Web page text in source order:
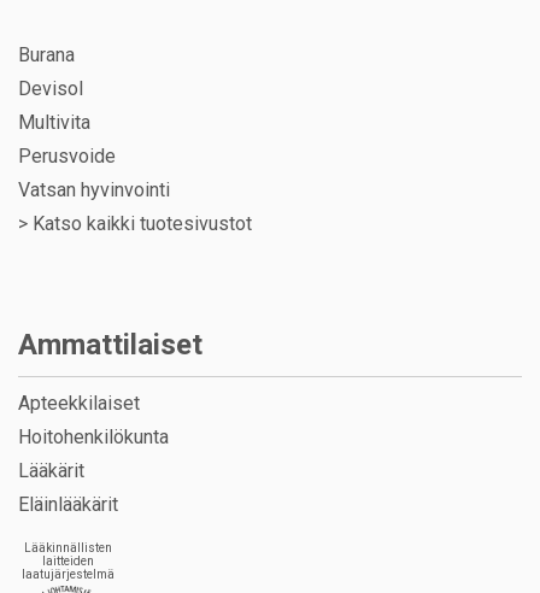
Burana
Devisol
Multivita
Perusvoide
Vatsan hyvinvointi
> Katso kaikki tuotesivustot
Ammattilaiset
Apteekkilaiset
Hoitohenkilökunta
Lääkärit
Eläinlääkärit
Lääkinnällisten
laitteiden
laatujärjestelmä